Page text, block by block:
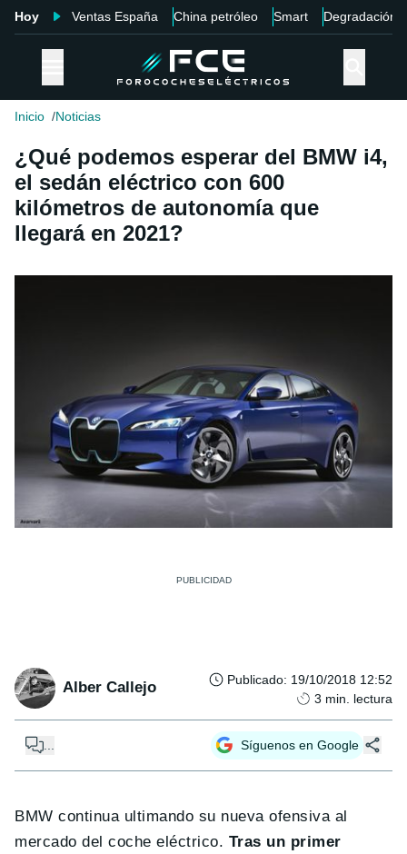
Hoy Ventas España China petróleo Smart Degradación
Inicio Noticias
¿Qué podemos esperar del BMW i4,
el sedán eléctrico con 600
kilómetros de autonomía que
llegará en 2021?
Alber Callejo Publicado: 19/10/2018 12:52
3 min. lectura
Síguenos en Google
BMW continua ultimando su nueva ofensiva al
mercado del coche eléctrico. Tras un primer